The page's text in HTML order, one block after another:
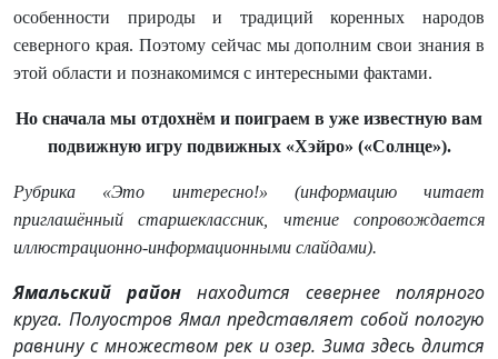
особенности природы и традиций коренных народов
северного края. Поэтому сейчас мы дополним свои знания в
этой области и познакомимся с интересными фактами.
Но сначала мы отдохнём и поиграем в уже известную вам
подвижную игру подвижных «Хэйро» («Солнце»).
Рубрика «Это интересно!» (информацию читает
приглашённый старшеклассник, чтение сопровождается
иллюстрационно-информационными слайдами).
Ямальский район находится севернее полярного
круга. Полуостров Ямал представляет собой пологую
равнину с множеством рек и озер. Зима здесь длится